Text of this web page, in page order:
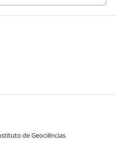
de Geociências